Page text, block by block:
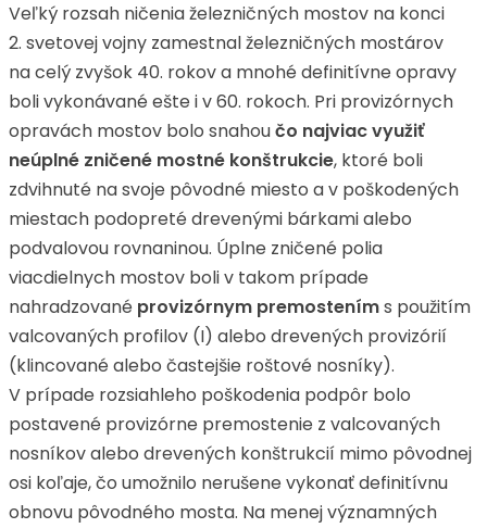
Veľký rozsah ničenia železničných mostov na konci
2. svetovej vojny zamestnal železničných mostárov
na celý zvyšok 40. rokov a mnohé definitívne opravy
boli vykonávané ešte i v 60. rokoch. Pri provizórnych
opravách mostov bolo snahoučo najviac využiť
neúplné zničené mostné konštrukcie, ktoré boli
zdvihnuté na svoje pôvodné miesto a v poškodených
miestach podopreté drevenými bárkami alebo
podvalovou rovnaninou. Úplne zničené polia
viacdielnych mostov boli v takom prípade
nahradzované provizórnym premosteníms použitím
valcovaných profilov (I) alebo drevených provizórií
(klincované alebo častejšie roštové nosníky).
V prípade rozsiahleho poškodenia podpôr bolo
postavené provizórne premostenie z valcovaných
nosníkov alebo drevených konštrukcií mimo pôvodnej
osi koľaje, čo umožnilo nerušene vykonať definitívnu
obnovu pôvodného mosta. Na menej významných